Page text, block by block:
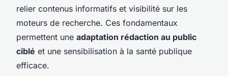
relier contenus informatifs et visibilité sur les
moteurs de recherche. Ces fondamentaux
permettent une adaptation rédaction au public
ciblé et une sensibilisation à la santé publique
efficace.